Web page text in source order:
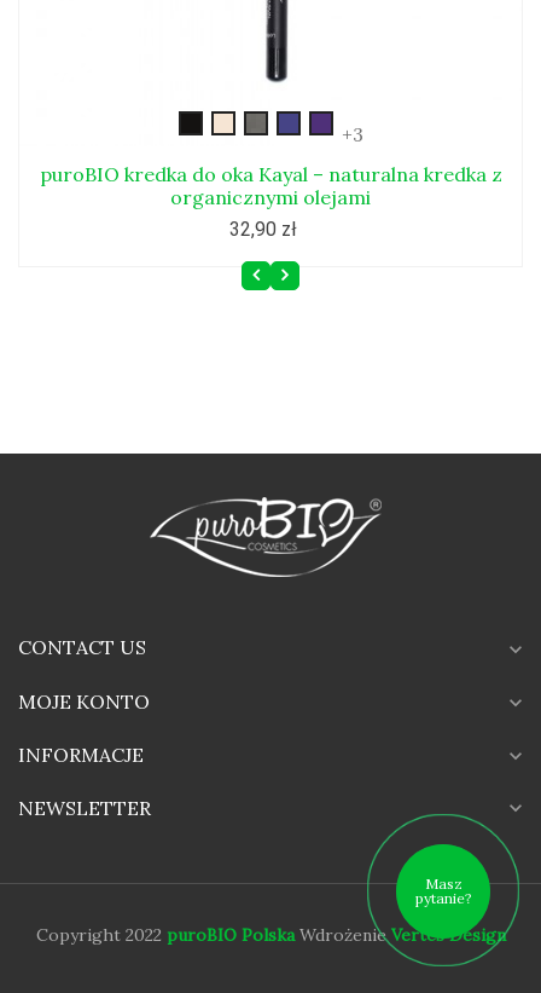
kayal04
kayal05
+3
puroBIO kredka do oka Kayal – naturalna kredka z
organicznymi olejami
32,90 zł
CONTACT US expand_more
MOJE KONTO expand_more
INFORMACJE expand_more
NEWSLETTER expand_more
Copyright 2022 puroBIO PolskaWdrożenieVertes Design
Masz
pytanie?